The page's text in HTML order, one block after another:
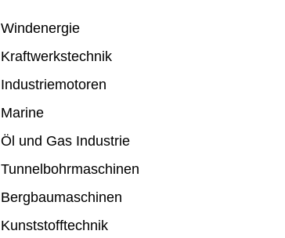
Windenergie
Kraftwerkstechnik
Industriemotoren
Marine
Öl und Gas Industrie
Tunnelbohrmaschinen
Bergbaumaschinen
Kunststofftechnik